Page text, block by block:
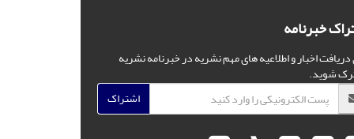
خبرنامه
دریافت اخبار و اطلاعیه های مهم نشریه در خبرنامه نشریه
شوید.
اشتراک